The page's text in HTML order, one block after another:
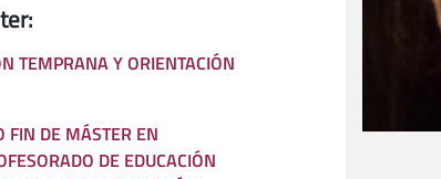
TEMPRANA Y ORIENTACIÓN
FIN DE MÁSTER EN
DE EDUCACIÓN